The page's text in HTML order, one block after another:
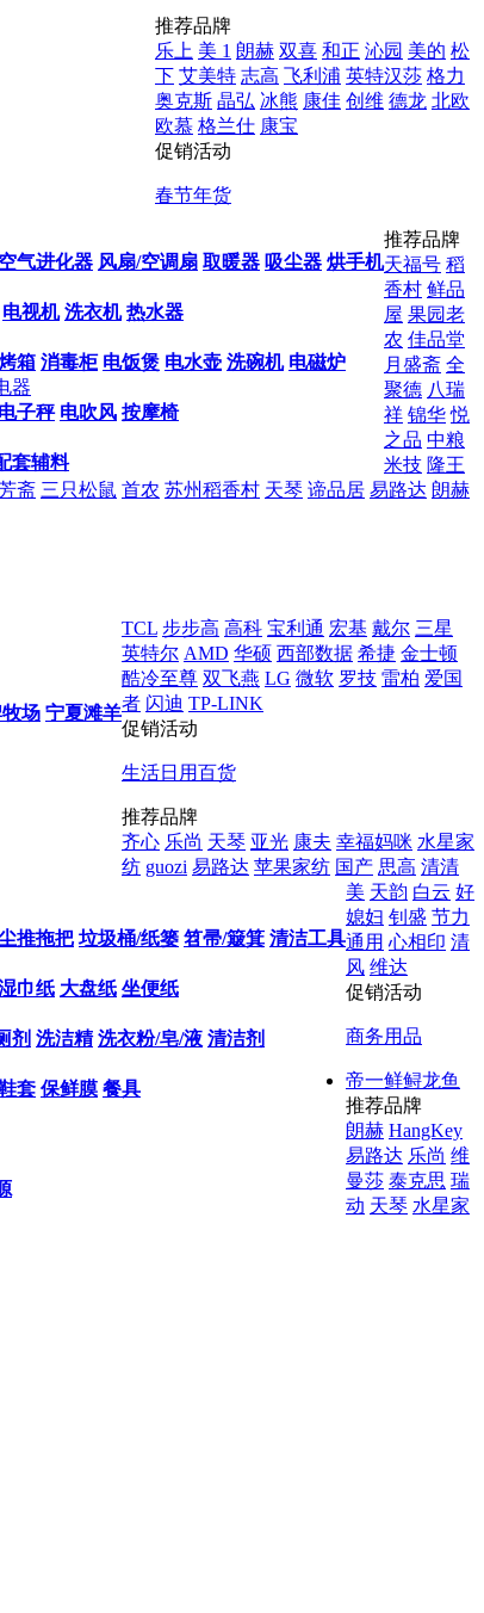
空气进化器 风扇/空调扇 取暖器 吸尘器 烘手机
电视机 洗衣机 热水器
箱 消毒柜 电饭煲 电水壶 洗碗机 电磁炉
器
子秤 电吹风 按摩椅
套辅料
推荐品牌
乐上 美 1 朗赫 双喜 和正 沁园 美的 松
下 艾美特 志高 飞利浦 英特汉莎 格力
奥克斯 晶弘 冰熊 康佳 创维 德龙 北欧
欧慕 格兰仕 康宝
促销活动
春节年货
场 宁夏滩羊
推荐品牌
天福号 稻
香村 鲜品
屋 果园老
农 佳品堂
月盛斋 全
聚德 八瑞
祥 锦华 悦
之品 中粮
米技 隆王
斋 三只松鼠 首农 苏州稻香村 天琴 谛品居 易路达 朗赫
TCL 步步高 高科 宝利通 宏基 戴尔 三星
英特尔 AMD 华硕 西部数据 希捷 金士顿
酷冷至尊 双飞燕 LG 微软 罗技 雷柏 爱国
者 闪迪 TP-LINK
促销活动
生活日用百货
推拖把 垃圾桶/纸篓 笤帚/簸箕 清洁工具
巾纸 大盘纸 坐便纸
剂 洗洁精 洗衣粉/皂/液 清洁剂
套 保鲜膜 餐具
推荐品牌
齐心 乐尚 天琴 亚光 康夫 幸福妈咪 水星家
纺 guozi 易路达 苹果家纺 国产 思高 清清
美 天韵 白云 好
媳妇 钊盛 节力
通用 心相印 清
风 维达
促销活动
商务用品
帝一鲜鲟龙鱼
推荐品牌
朗赫 HangKey
易路达 乐尚 维
曼莎 泰克思 瑞
动 天琴 水星家